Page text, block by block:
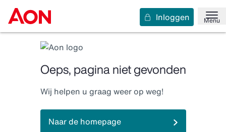
Menu
Inloggen
Oeps, pagina niet gevonden
Wij helpen u graag weer op weg!
Naar de homepage